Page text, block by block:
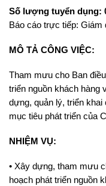
Số lượng tuyển dụng:
Báo cáo trực tiếp: Giám
MÔ TẢ CÔNG VIỆC:
Tham mưu cho Ban
triển nguồn khách hàng
dựng, quản lý, triển
mục tiêu phát triển của
NHIỆM VỤ:
• Xây dựng, tham mưu
hoạch phát triển nguồn